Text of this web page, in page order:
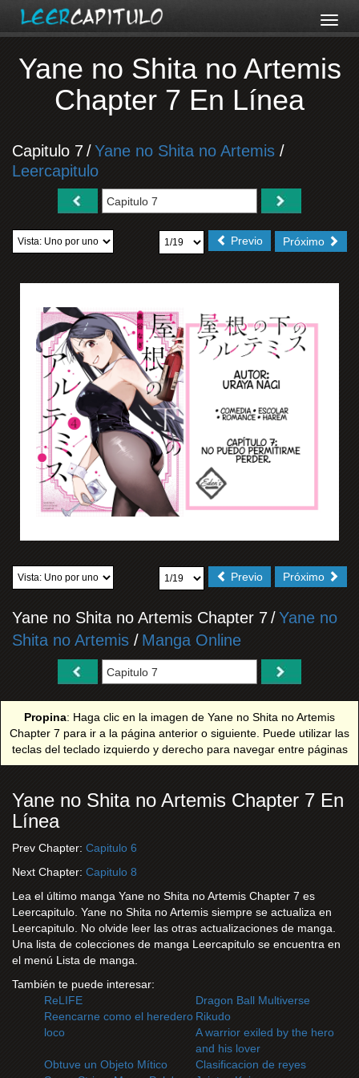
Yane no Shita no Artemis
Chapter 7 En Línea
Capitulo 7/Yane no Shita no Artemis /
Leercapitulo
Próximo
Previo
Próximo
Previo
Yane no Shita no Artemis Chapter 7/Yane no
Shita no Artemis / Manga Online
Propina: Haga clic en la imagen de Yane no Shita no Artemis
Chapter 7 para ir a la página anterior o siguiente. Puede utilizar las
teclas del teclado izquierdo y derecho para navegar entre páginas
Yane no Shita no Artemis Chapter 7 En
Línea
Prev Chapter: Capitulo 6
Next Chapter: Capitulo 8
Lea el último manga Yane no Shita no Artemis Chapter 7 es
Leercapitulo. Yane no Shita no Artemis siempre se actualiza en
Leercapitulo. No olvide leer las otras actualizaciones de manga.
Una lista de colecciones de manga Leercapitulo se encuentra en
el menú Lista de manga.
También te puede interesar:
ReLIFE
Dragon Ball Multiverse
Reencarne como el heredero
loco
Rikudo
A warrior exiled by the hero
and his lover
Obtuve un Objeto Mítico
Clasificacion de reyes